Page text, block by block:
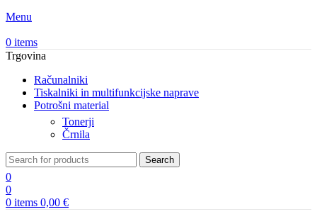
Menu
0 items
Trgovina
Računalniki
Tiskalniki in multifunkcijske naprave
Potrošni material
Tonerji
Črnila
Search
0
0
0 items 0,00 €